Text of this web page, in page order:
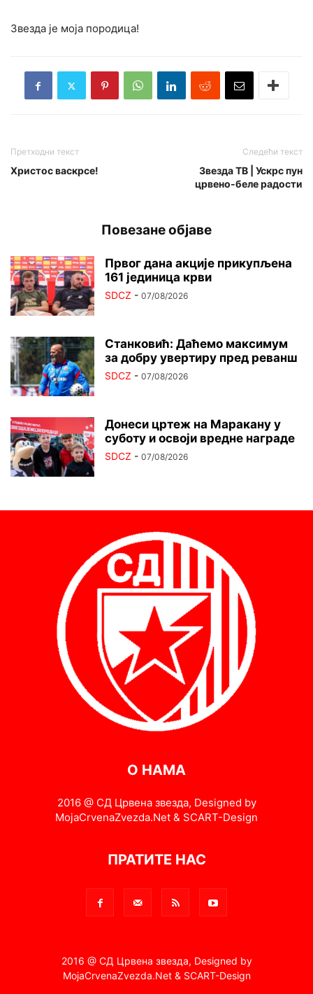
‍Звезда је моја породица!
Претходни текст
Христос васкрсе!
Следећи текст
Звезда ТВ | Ускрс пун
црвено-беле радости
Повезане објаве
Првог дана акције прикупљена
161 јединица крви
SDCZ - 07/08/2026
Станковић: Даћемо максимум
за добру увертиру пред реванш
SDCZ - 07/08/2026
Донеси цртеж на Маракану у
суботу и освоји вредне награде
SDCZ - 07/08/2026
О НАМА
2016 @ СД Црвена звезда, Designed by
MojaCrvenaZvezda.Net & SCART-Design
ПРАТИТЕ НАС
2016 @ СД Црвена звезда, Designed by
MojaCrvenaZvezda.Net & SCART-Design